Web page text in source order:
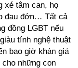
xé tâm can, họ
đau đớn… Tất cả
đồng LGBT nếu
tính nghệ thuật
bao giờ khán giả
những con